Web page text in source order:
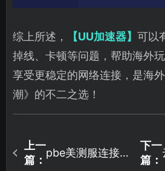
综上所述， 【UU加速器】 可以
掉线、卡顿等问题，帮助海外
享受更稳定的网络连接，是海
潮》的不二之选！
上一
篇：
pbe美测服连接断
下一
篇：